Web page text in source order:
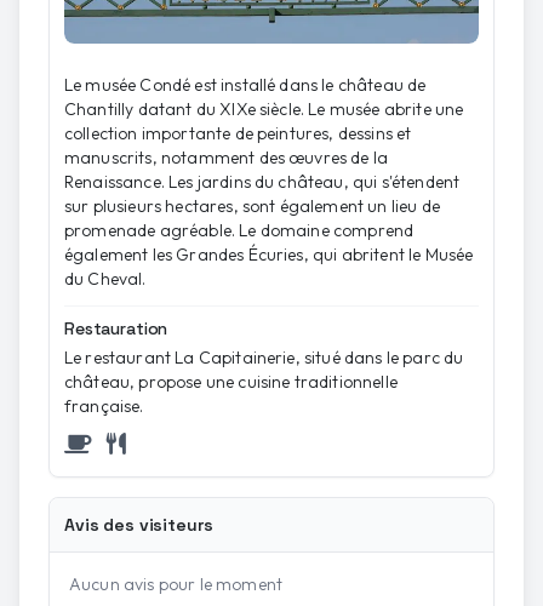
Le musée Condé est installé dans le château de
Chantilly datant du XIXe siècle. Le musée abrite une
collection importante de peintures, dessins et
manuscrits, notamment des œuvres de la
Renaissance. Les jardins du château, qui s'étendent
sur plusieurs hectares, sont également un lieu de
promenade agréable. Le domaine comprend
également les Grandes Écuries, qui abritent le Musée
du Cheval.
Restauration
Le restaurant La Capitainerie, situé dans le parc du
château, propose une cuisine traditionnelle
française.
Avis des visiteurs
Aucun avis pour le moment